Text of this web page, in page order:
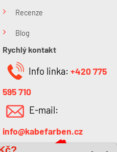
Recenze
Blog
Rychlý kontakt
Info linka: +420 775
595 710
E-mail:
info@kabefarben.cz